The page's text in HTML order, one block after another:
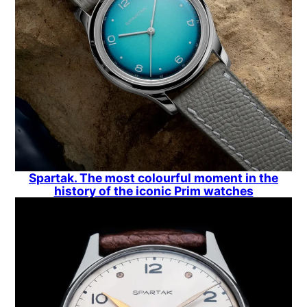
Spartak. The most colourful moment in the
history of the iconic Prim watches